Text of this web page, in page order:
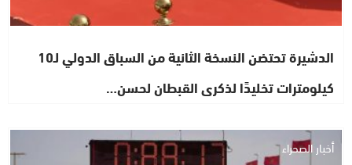
الدشيرة تحتضن النسخة الثانية من السباق الدولي لـ10
كيلومترات تخليدًا لذكرى القبطان لحسن…
أخبار الصحراء